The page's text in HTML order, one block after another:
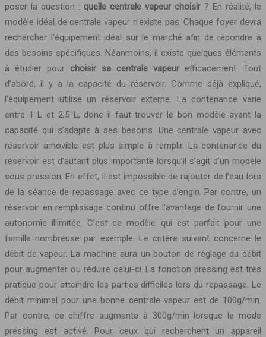
poser la question : quelle centrale vapeur choisir ? En réalité, le
modèle idéal de centrale vapeur n’existe pas. Chaque foyer devra
rechercher l’équipement idéal sur le marché afin de répondre à
des besoins spécifiques. Néanmoins, il existe quelques éléments
à étudier pour choisir sa centrale vapeur efficacement. Tout
d’abord, il y a la capacité du réservoir. Comme déjà expliqué,
l’équipement utilise un réservoir externe. La contenance varie
entre 1 L et 2,5 L, donc il faut trouver le bon modèle ayant la
capacité qui s’adapte à ses besoins. Une centrale vapeur avec
réservoir amovible est plus simple à remplir. La contenance du
réservoir est d’autant plus importante lorsqu’il s’agit d’un modèle
sous pression. En effet, il est impossible de rajouter de l’eau lors
de la séance de repassage avec ce type d’engin. Par contre, un
réservoir en remplissage continu offre l’avantage de fournir une
autonomie illimitée. C’est ce modèle qui est parfait pour une
famille nombreuse par exemple. Le critère suivant concerne le
débit de vapeur. La machine aura un bouton de réglage du débit
pour augmenter ou réduire celui-ci. La fonction pressing est très
pratique pour atteindre les parties difficiles lors du repassage. Le
débit minimal pour une bonne centrale vapeur est de 100g/min.
Par contre, ce chiffre augmente à 300g/min lorsque le mode
pressing est activé. Pour ceux qui recherchent un appareil